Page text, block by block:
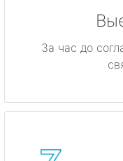
За час до